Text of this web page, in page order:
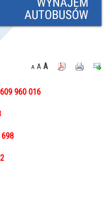
A A A
609 960 016